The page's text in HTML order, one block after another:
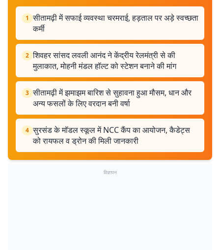
1 सीतामढ़ी में सफाई व्यवस्था चरमराई, हड़ताल पर अड़े स्वच्छता
कर्मी
2 शिवहर सांसद लवली आनंद ने केंद्रीय रेलमंत्री से की
मुलाकात, मोहनी मंडल हॉल्ट को स्टेशन बनाने की मांग
3 सीतामढ़ी में झमाझम बारिश से सुहावना हुआ मौसम, धान और
अन्य फसलों के लिए वरदान बनी वर्षा
4 सुरसंड के मॉडल स्कूल में NCC कैंप का आयोजन, कैडेट्स
को रायफल व ड्रोन की मिली जानकारी
विज्ञापन